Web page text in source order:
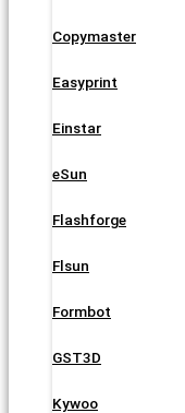
Copymaster
Easyprint
Einstar
eSun
Flashforge
Flsun
Formbot
GST3D
Kywoo